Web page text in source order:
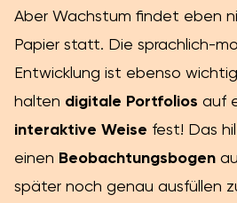
Aber Wachstum findet eben
Papier statt. Die sprachlich-
Entwicklung ist ebenso
halten digitale Portfolios auf
interaktive Weise fest! Das
einen Beobachtungsbogen
später noch genau ausfüllen